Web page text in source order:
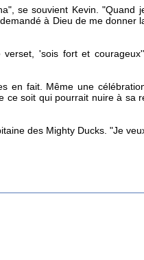
se souvient Kevin. "Quand
à Dieu de me donner
'sois fort et
en fait. Même une
ce soit qui pourrait nuire à sa
des Mighty Ducks. "Je